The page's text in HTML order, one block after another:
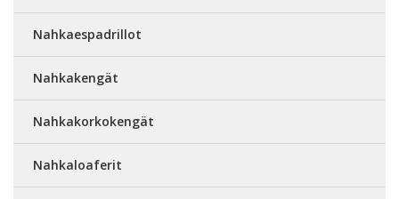
Nahkaespadrillot
Nahkakengät
Nahkakorkokengät
Nahkaloaferit